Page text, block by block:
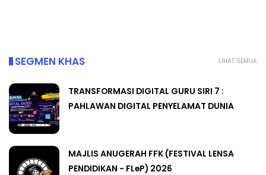
LIHAT SEMUA
SEGMEN KHAS
TRANSFORMASI DIGITAL GURU SIRI 7 :
PAHLAWAN DIGITAL PENYELAMAT DUNIA
MAJLIS ANUGERAH FFK (FESTIVAL LENSA
PENDIDIKAN - FLeP) 2026